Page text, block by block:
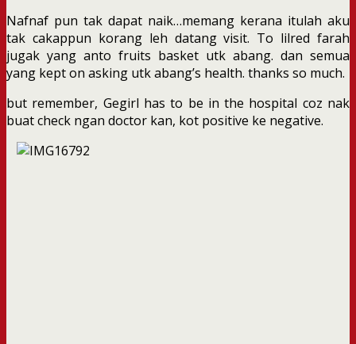
Nafnaf pun tak dapat naik…memang kerana itulah aku
tak cakappun korang leh datang visit. To lilred farah
jugak yang anto fruits basket utk abang. dan semua
yang kept on asking utk abang’s health. thanks so much.
but remember, Gegirl has to be in the hospital coz nak
buat check ngan doctor kan, kot positive ke negative.